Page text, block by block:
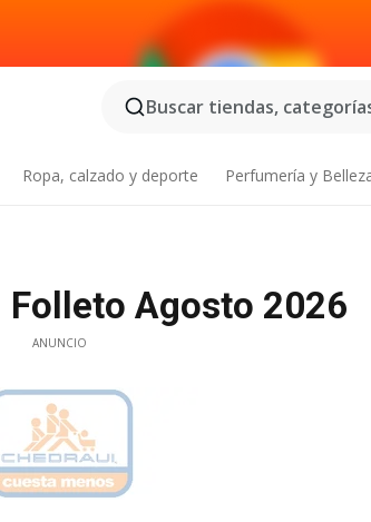
Buscar tiendas,
Ropa, calzado y deporte Perfumería y
Folleto Agosto 2026
ANUNCIO